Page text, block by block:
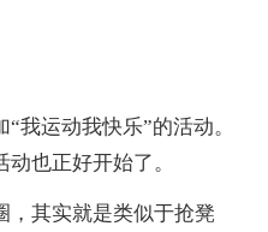
运动我快乐”的活动。
也正好开始了。
其实就是类似于抢凳